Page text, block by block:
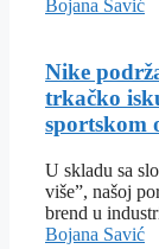
Bojana Savić
Nike
trkačko
sportskom
U skladu sa
više”, našoj
brend u
Bojana Savić